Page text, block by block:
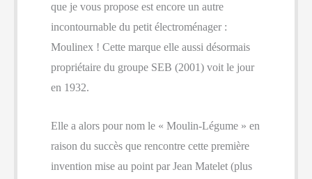
que je vous propose est encore un autre
incontournable du petit électroménager :
Moulinex ! Cette marque elle aussi désormais
propriétaire du groupe SEB (2001) voit le jour
en 1932.
Elle a alors pour nom le « Moulin-Légume » en
raison du succès que rencontre cette première
invention mise au point par Jean Matelet (plus